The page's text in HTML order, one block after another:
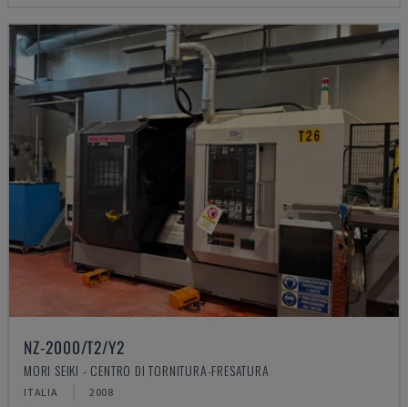
NZ-2000/T2/Y2
MORI SEIKI - CENTRO DI TORNITURA-FRESATURA
ITALIA 2008